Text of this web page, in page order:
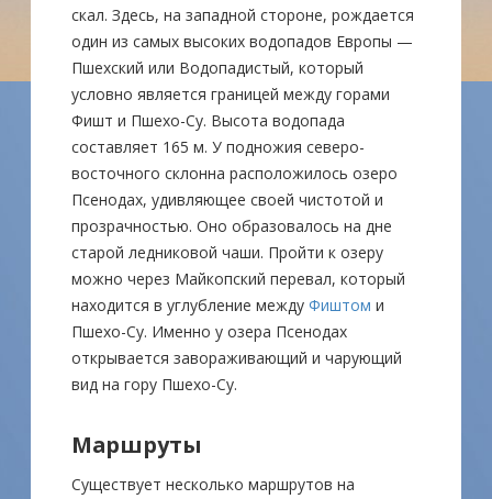
скал. Здесь, на западной стороне, рождается
один из самых высоких водопадов Европы —
Пшехский или Водопадистый, который
условно является границей между горами
Фишт и Пшехо-Су. Высота водопада
составляет 165 м. У подножия северо-
восточного склонна расположилось озеро
Псенодах, удивляющее своей чистотой и
прозрачностью. Оно образовалось на дне
старой ледниковой чаши. Пройти к озеру
можно через Майкопский перевал, который
находится в углубление междуФиштом и
Пшехо-Су. Именно у озера Псенодах
открывается завораживающий и чарующий
вид на гору Пшехо-Су.
Маршруты
Существует несколько маршрутов на